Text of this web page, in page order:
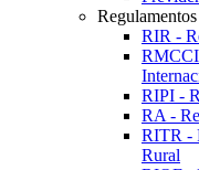
Regulamentos
RIR -
RMCCI
RIPI -
RA -
RITR -
Rural